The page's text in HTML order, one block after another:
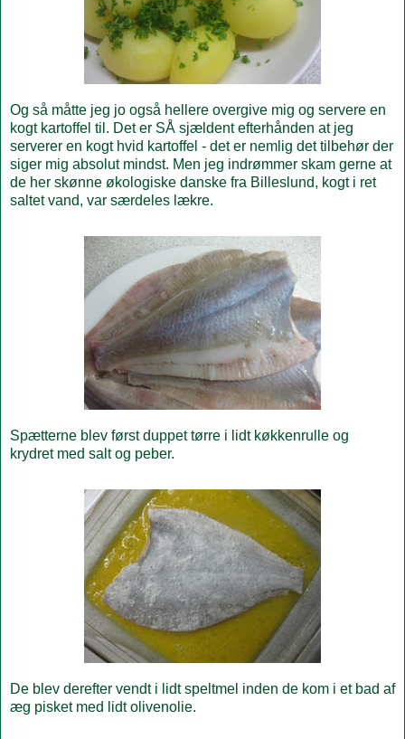
Og så måtte jeg jo også hellere overgive mig og servere en
kogt kartoffel til. Det er SÅ sjældent efterhånden at jeg
serverer en kogt hvid kartoffel - det er nemlig det tilbehør der
siger mig absolut mindst. Men jeg indrømmer skam gerne at
de her skønne økologiske danske fra Billeslund, kogt i ret
saltet vand, var særdeles lækre.
Spætterne blev først duppet tørre i lidt køkkenrulle og
krydret med salt og peber.
De blev derefter vendt i lidt speltmel inden de kom i et bad af
æg pisket med lidt olivenolie.